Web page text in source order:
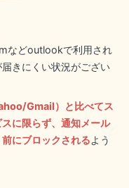
などoutlookで利用され
きにくい状況がござい
Gmail）と比べてス
に限らず、通知メール
にブロックされるよう